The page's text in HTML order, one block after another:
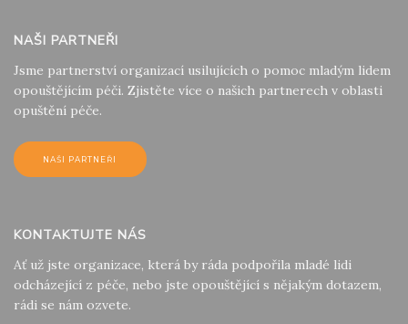
NAŠI PARTNEŘI
Jsme partnerství organizací usilujících o pomoc mladým lidem
opouštějícím péči. Zjistěte více o našich partnerech v oblasti
opuštění péče.
NAŠI PARTNEŘI
KONTAKTUJTE NÁS
Ať už jste organizace, která by ráda podpořila mladé lidi
odcházející z péče, nebo jste opouštějící s nějakým dotazem,
rádi se nám ozvete.